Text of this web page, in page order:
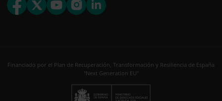
Financiado por el Plan de Recuperación, Transformación y Resiliencia de España
"Next Generation EU"